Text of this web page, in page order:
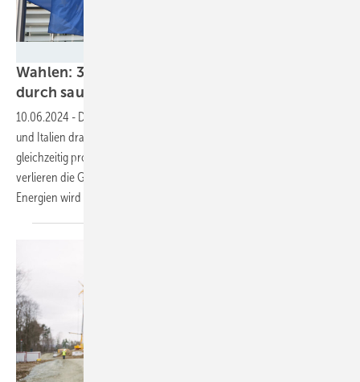
Wahlen: 33 Prozent des BIP-Wachstums der EU
durch saubere
10.06.2024 - Die Europawahl legt einen Rechtsruck u.a. in Österreich
und Italien drastisch offen, vorgezogene Wahlen in Frankreich und
gleichzeitig pro-europäische Zustimmung in Polen. In Deutschland
verlieren die Grünen massiv an Zustimmung. Für die erneuerbaren
Energien wird es damit noch